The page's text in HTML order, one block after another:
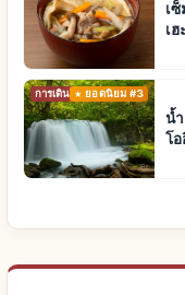
เ
เฮ
การเดินทางยอดนิยม #3
น้
โอ